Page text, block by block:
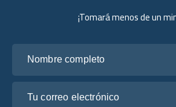
¡Tomará menos de un